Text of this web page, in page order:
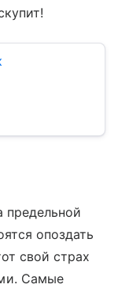
предельной
опоздать
свой страх
Самые